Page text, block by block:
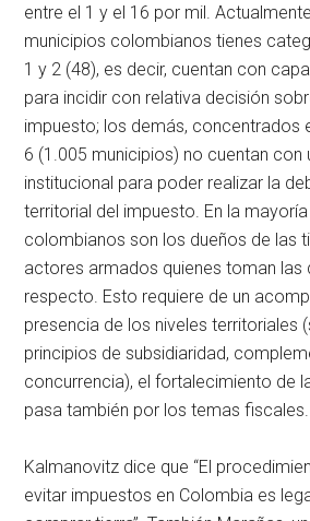
entre el 1 y el 16 por mil.
municipios colombianos tienes
1 y 2 (48), es decir, cuentan con
para incidir con relativa decisión
impuesto; los demás, concentrados
6 (1.005 municipios) no cuentan con
institucional para poder realizar la
territorial del impuesto. En la
colombianos son los dueños de las
actores armados quienes toman las
respecto. Esto requiere de un
presencia de los niveles territoriales
principios de subsidiaridad,
concurrencia), el fortalecimiento de
pasa también por los temas fiscales.
Kalmanovitz dice que “El
evitar impuestos en Colombia es